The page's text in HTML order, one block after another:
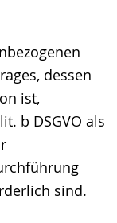
dessen
ist,
b DSGVO als
sind.